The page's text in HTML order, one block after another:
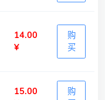
14.00
¥
购
买
15.00
购